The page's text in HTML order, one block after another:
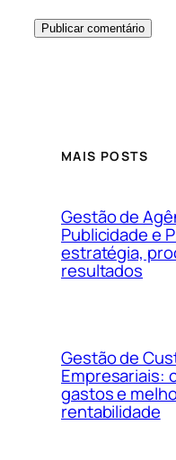
MAIS POSTS
Gestão de
Publicidade e
estratégia,
resultados
Gestão de
Empresariais:
gastos e
rentabilidade